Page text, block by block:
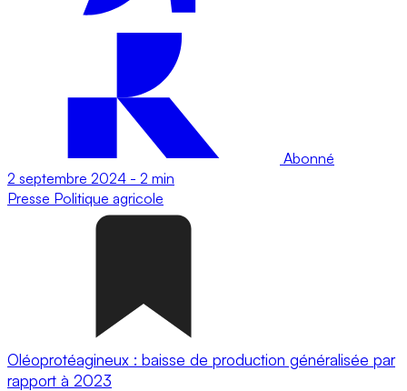
Abonné
2 septembre 2024 - 2 min
Presse Politique agricole
Oléoprotéagineux : baisse de production généralisée par
rapport à 2023